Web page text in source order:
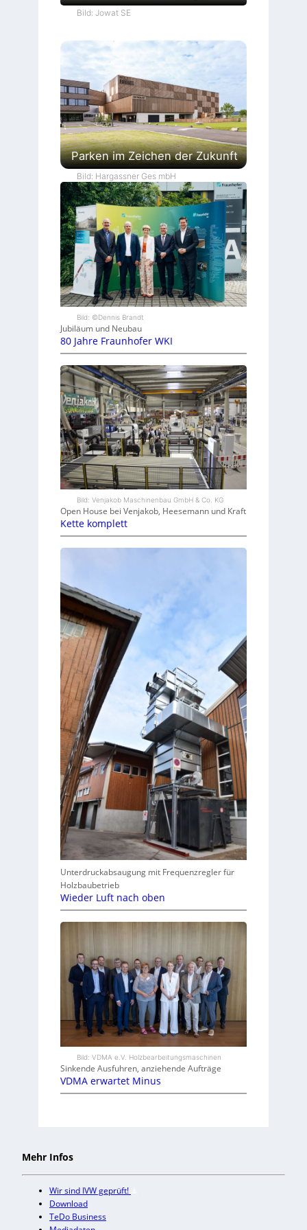
Bild: Jowat SE
Parken im Zeichen der Zukunft
Bild: Hargassner Ges mbH
Bild: ©Dennis Brandt
Jubiläum und Neubau
80 Jahre Fraunhofer WKI
Bild: Venjakob Maschinenbau GmbH & Co. KG
Open House bei Venjakob, Heesemann und Kraft
Kette komplett
Unterdruckabsaugung mit Frequenzregler für
Holzbaubetrieb
Wieder Luft nach oben
Bild: VDMA e.V. Holzbearbeitungsmaschinen
Sinkende Ausfuhren, anziehende Aufträge
VDMA erwartet Minus
Mehr Infos
Wir sind IVW geprüft!
Download
TeDo Business